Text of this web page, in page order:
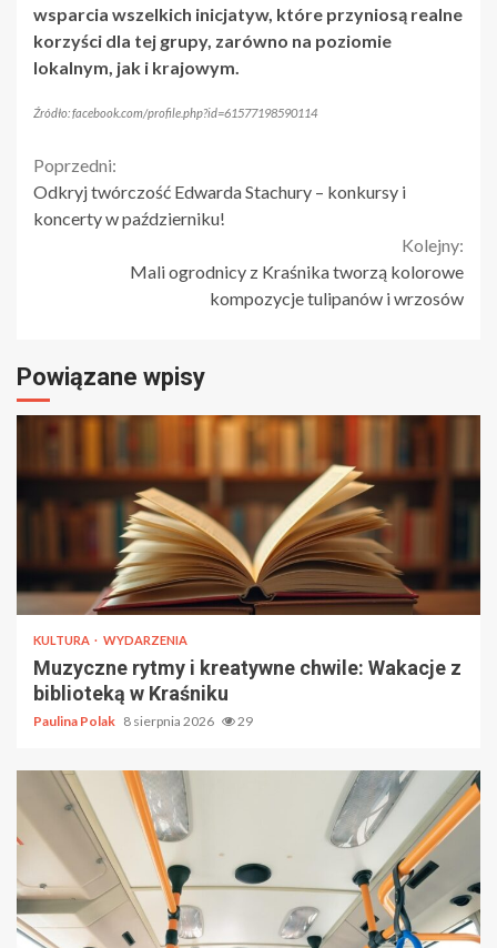
wsparcia wszelkich inicjatyw, które przyniosą realne
korzyści dla tej grupy, zarówno na poziomie
lokalnym, jak i krajowym.
Źródło: facebook.com/profile.php?id=61577198590114
Continue
Reading
Poprzedni:
Odkryj twórczość Edwarda Stachury – konkursy i
koncerty w październiku!
Kolejny:
Mali ogrodnicy z Kraśnika tworzą kolorowe
kompozycje tulipanów i wrzosów
Powiązane wpisy
KULTURA WYDARZENIA
Muzyczne rytmy i kreatywne chwile: Wakacje z
biblioteką w Kraśniku
Paulina Polak 8 sierpnia 2026 29